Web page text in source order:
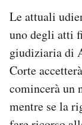
Le attuali
uno degli atti
giudiziaria di
Corte
comincerà un
mentre se la